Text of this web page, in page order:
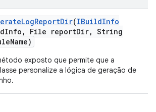
LogReportDir(IBuildInfo
Info , File reportDir, String
Name)
exposto que permite que a
personalize a lógica de geração de